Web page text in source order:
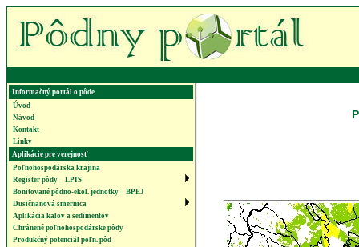
Informačný portál o pôde
Úvod
Návod
Kontakt
Linky
Aplikácie pre verejnosť
Poľnohospodárska krajina
Register pôdy – LPIS
Bonitované pôdno-ekol. jednotky – BPEJ
Dusičnanová smernica
Aplikácia kalov a sedimentov
Chránené poľnohospodárske pôdy
Produkčný potenciál poľn. pôd